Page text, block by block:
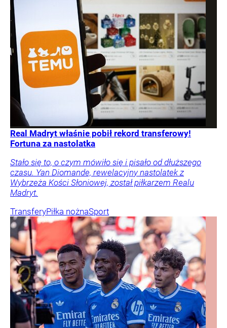
Real Madryt właśnie pobił rekord transferowy!
Fortuna za nastolatka
Stało się to, o czym mówiło się i pisało od dłuższego
czasu. Yan Diomande, rewelacyjny nastolatek z
Wybrzeża Kości Słoniowej, został piłkarzem Realu
Madryt.
TransferyPiłka nożnaSport